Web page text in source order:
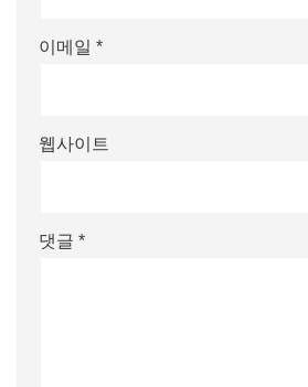
이메일 *
웹사이트
댓글 *